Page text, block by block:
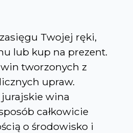
Twojej ręki,
lub kup na prezent.
tworzonych z
upraw.
wina
całkowicie
o środowisko i